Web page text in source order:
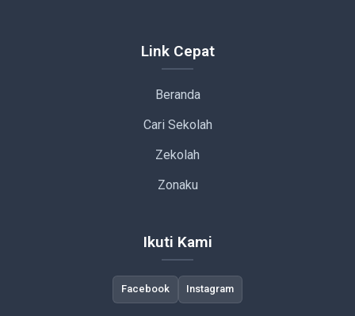
Link Cepat
Beranda
Cari Sekolah
Zekolah
Zonaku
Ikuti Kami
Facebook Instagram